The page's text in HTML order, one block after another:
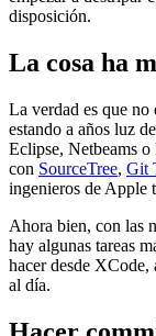
disposición.
La cosa ha
La verdad es que no
estando a años luz
Eclipse, Netbeams
con SourceTree, Git
ingenieros de Apple
Ahora bien, con las
hay algunas tareas
hacer desde XCode,
al día.